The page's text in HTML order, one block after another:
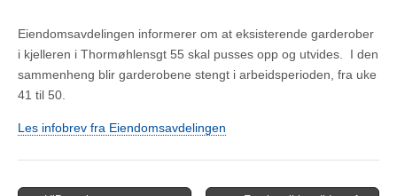
Eiendomsavdelingen informerer om at eksisterende garderober
i kjelleren i Thormøhlensgt 55 skal pusses opp og utvides. I den
sammenheng blir garderobene stengt i arbeidsperioden, fra uke
41 til 50.
Les infobrev fra Eiendomsavdelingen